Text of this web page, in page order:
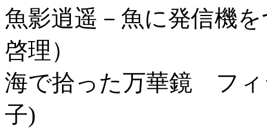
魚影逍遥－魚に発信機
啓理）
海で拾った万華鏡 フ
子)